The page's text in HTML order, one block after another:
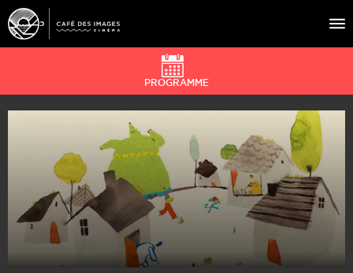
À L’AFFICHE
ÉVÉNEMENTS
CAFÉ DU CINÉ
PRATIQUE
ÉDUCATION AUX IMAGES
PROGRAMME